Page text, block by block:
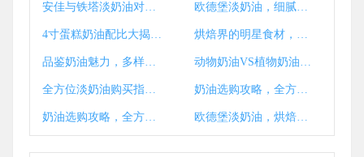
安佳与铁塔淡奶油对决，味蕾之战，谁将脱颖而出？ 欧德堡淡奶油，细腻口感，烘焙首选品质佳品
4寸蛋糕奶油配比大揭秘，完美口感制作指南 烘焙界的明星食材，慕斯奶油VS黄油，谁更耀眼？
品鉴奶油魅力，多样搭配，尽享美味世界 动物奶油VS植物奶油，口感与健康，谁主沉浮？
全方位淡奶油购买指南，超市与电商精选汇总 奶油选购攻略，全方位揭秘奶油购买秘籍
奶油选购攻略，全方位指导，轻松找到理想奶油 欧德堡淡奶油，烘焙佳品，细腻口感品质见证